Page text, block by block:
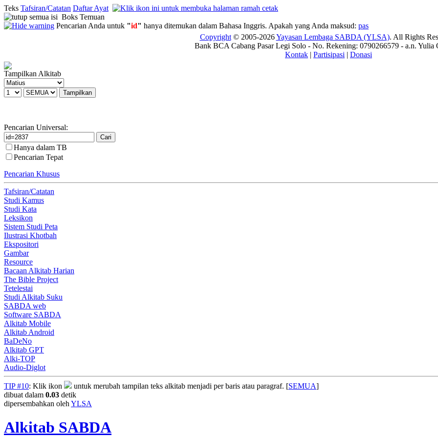
Teks Tafsiran/Catatan Daftar Ayat
Boks Temuan
Pencarian Anda untuk "id" hanya ditemukan dalam Bahasa Inggris. Apakah yang Anda maksud: pas
Copyright© 2005-2026Yayasan Lembaga SABDA (YLSA). All Rights
Bank BCA Cabang Pasar Legi Solo - No. Rekening: 0790266579 - a.n. Yulia
Kontak | Partisipasi | Donasi
Tampilkan Alkitab
Pencarian Universal:
Hanya dalam TB
Pencarian Tepat
Pencarian Khusus
Tafsiran/Catatan
Studi Kamus
Studi Kata
Leksikon
Sistem Studi Peta
Ilustrasi Khotbah
Ekspositori
Gambar
Resource
Bacaan Alkitab Harian
The Bible Project
Tetelestai
Studi Alkitab Suku
SABDA web
Software SABDA
Alkitab Mobile
Alkitab Android
BaDeNo
Alkitab GPT
Alki-TOP
Audio-Diglot
TIP #10: Klik ikon untuk merubah tampilan teks alkitab menjadi per baris atau paragraf. [SEMUA]
dibuat dalam 0.03 detik
dipersembahkan oleh YLSA
Alkitab SABDA